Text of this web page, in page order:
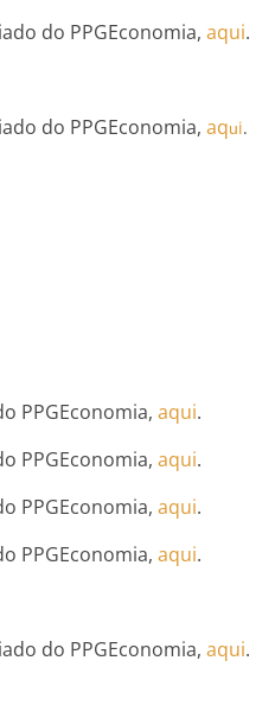
do PPGEconomia,aqui.
do PPGEconomia,aqui.
PPGEconomia,aqui.
PPGEconomia,aqui.
PPGEconomia,aqui.
PPGEconomia,aqui.
do PPGEconomia,aqui.